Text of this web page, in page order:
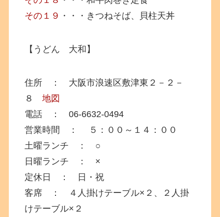
その１９ ・・・きつねそば、貝柱天丼
【うどん 大和】
住所 ： 大阪市浪速区敷津東２－２－
８地図
電話 ： 06-6632-0494
営業時間 ： ５：００～１４：００
土曜ランチ ： ○
日曜ランチ ： ×
定休日 ： 日・祝
客席 ： ４人掛けテーブル×２、２人掛
けテーブル×２